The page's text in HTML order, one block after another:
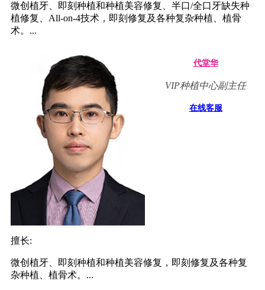
微创植牙、即刻种植和种植美容修复、半口/全口牙缺失种
植修复、All-on-4技术，即刻修复及各种复杂种植、植骨
术。...
代堂华
VIP种植中心副主任
在线客服
擅长:
微创植牙、即刻种植和种植美容修复，即刻修复及各种复
杂种植、植骨术。...